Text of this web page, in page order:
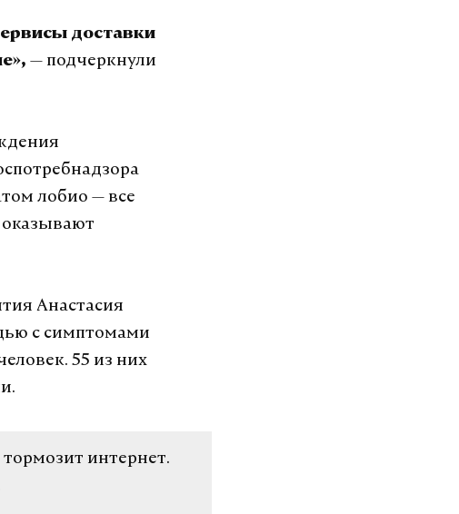
доставки
— подчеркнули
лобио — все
оказывают
Анастасия
с симптомами
55 из них
интернет.